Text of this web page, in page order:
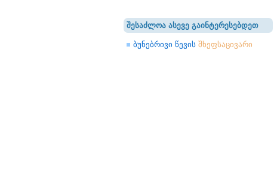
შესაძლოა ასევე გაინტერესებდეთ
ბუნებრივი წევის შხეფსაცივარი